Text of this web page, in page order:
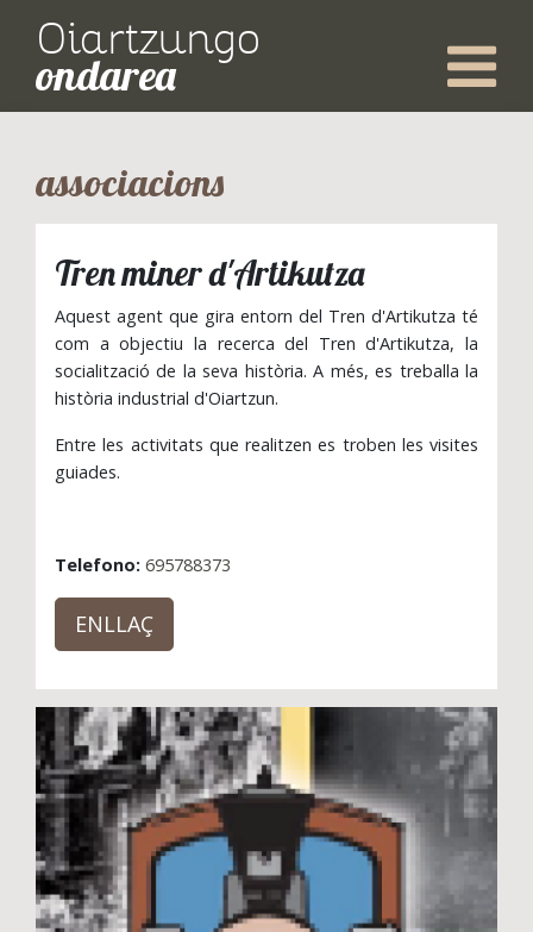
Oiartzungo
ondarea
associacions
Tren miner d'Artikutza
Aquest agent que gira entorn del Tren d'Artikutza té
com a objectiu la recerca del Tren d'Artikutza, la
socialització de la seva història. A més, es treballa la
història industrial d'Oiartzun.
Entre les activitats que realitzen es troben les visites
guiades.
Telefono: 695788373
ENLLAÇ